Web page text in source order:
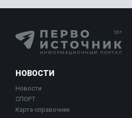
НОВОСТИ
Новости
СПОРТ
Карта-справочник